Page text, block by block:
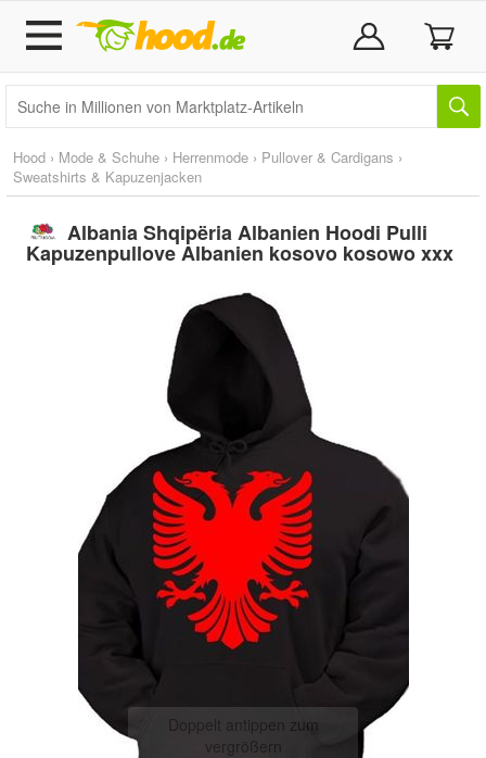
Hood › Mode & Schuhe › Herrenmode › Pullover & Cardigans ›
Sweatshirts & Kapuzenjacken
Albania Shqipëria Albanien Hoodi Pulli
Kapuzenpullove Albanien kosovo kosowo xxx
Doppelt antippen zum
vergrößern